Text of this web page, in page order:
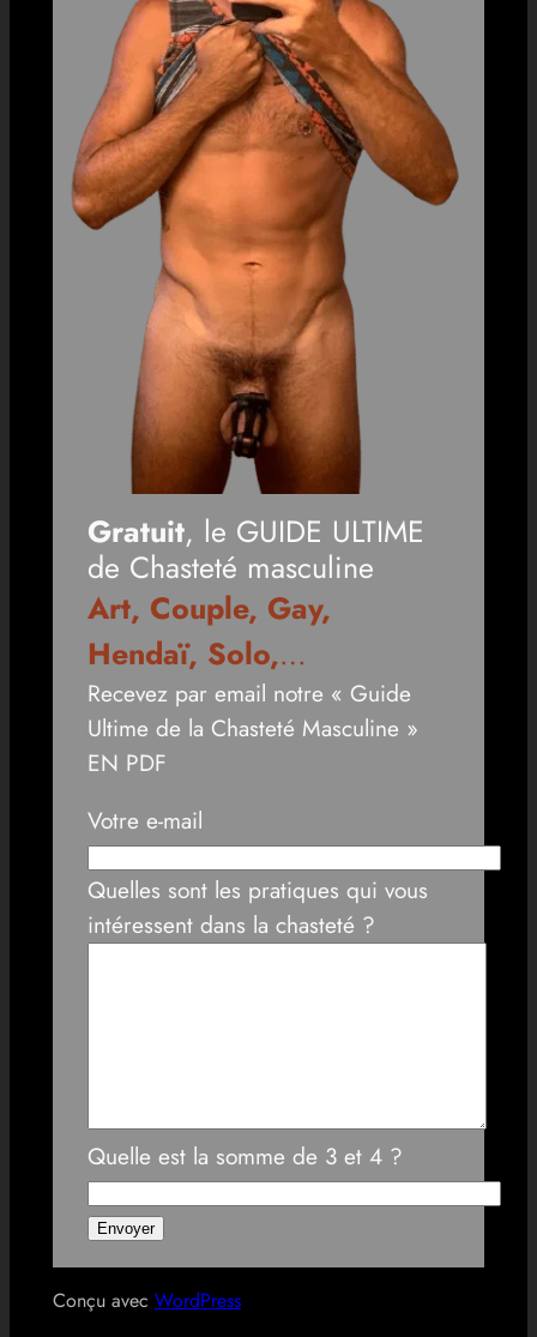
Gratuit, le GUIDE ULTIME
de Chasteté masculine
Art, Couple, Gay,
Hendaï, Solo,…
Recevez par email notre « Guide
Ultime de la Chasteté Masculine »
EN PDF
Votre e-mail
Quelles sont les pratiques qui vous
intéressent dans la chasteté ?
Quelle est la somme de 3 et 4 ?
Conçu avec WordPress